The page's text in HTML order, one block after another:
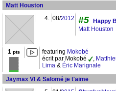
Matt Houston
4. 08/2012 #5
Happy
Matt Houston
1pts featuring Mokobé
écrit par Mokobé
,
Lima & Éric Marignale
Jaymax VI & Salomé je t'aime